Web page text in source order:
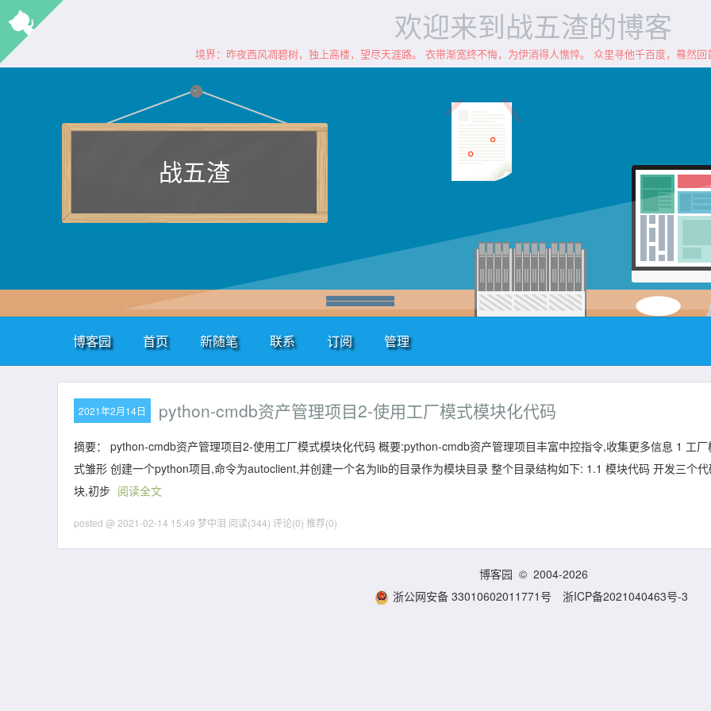
欢迎来到战五渣的博客
境界：昨夜西风凋碧树，独上高楼，望尽天涯路。 衣带渐宽终不悔，为伊消得人憔悴。 众里寻他千百度，蓦然
战五渣
博客园 首页 新随笔 联系 订阅 管理
2021年2月14日 python-cmdb资产管理项目2-使用工厂模式模块化代码
摘要： python-cmdb资产管理项目2-使用工厂模式模块化代码 概要:python-cmdb资产管理项目丰富中控指令,收集更多信息 1 工厂
式雏形 创建一个python项目,命令为autoclient,并创建一个名为lib的目录作为模块目录 整个目录结构如下: 1.1 模块代码 开发三个
块,初步 阅读全文
posted @ 2021-02-14 15:49 梦中泪 阅读(344) 评论(0) 推荐(0)
博客园 © 2004-2026
浙公网安备 33010602011771号
浙ICP备2021040463号-3